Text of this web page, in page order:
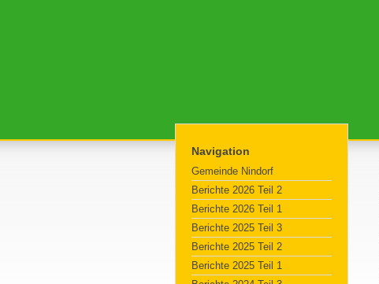
Navigation
Gemeinde Nindorf
Berichte 2026 Teil 2
Berichte 2026 Teil 1
Berichte 2025 Teil 3
Berichte 2025 Teil 2
Berichte 2025 Teil 1